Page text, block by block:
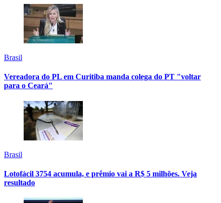
Brasil
Vereadora do PL em Curitiba manda colega do PT "voltar
para o Ceará"
Brasil
Lotofácil 3754 acumula, e prêmio vai a R$ 5 milhões. Veja
resultado